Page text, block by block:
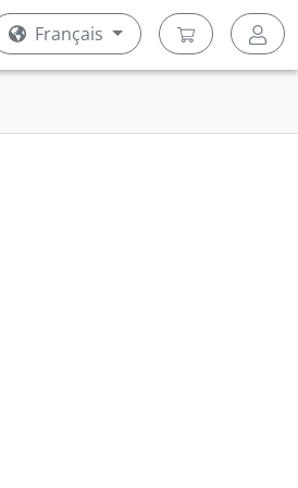
Français